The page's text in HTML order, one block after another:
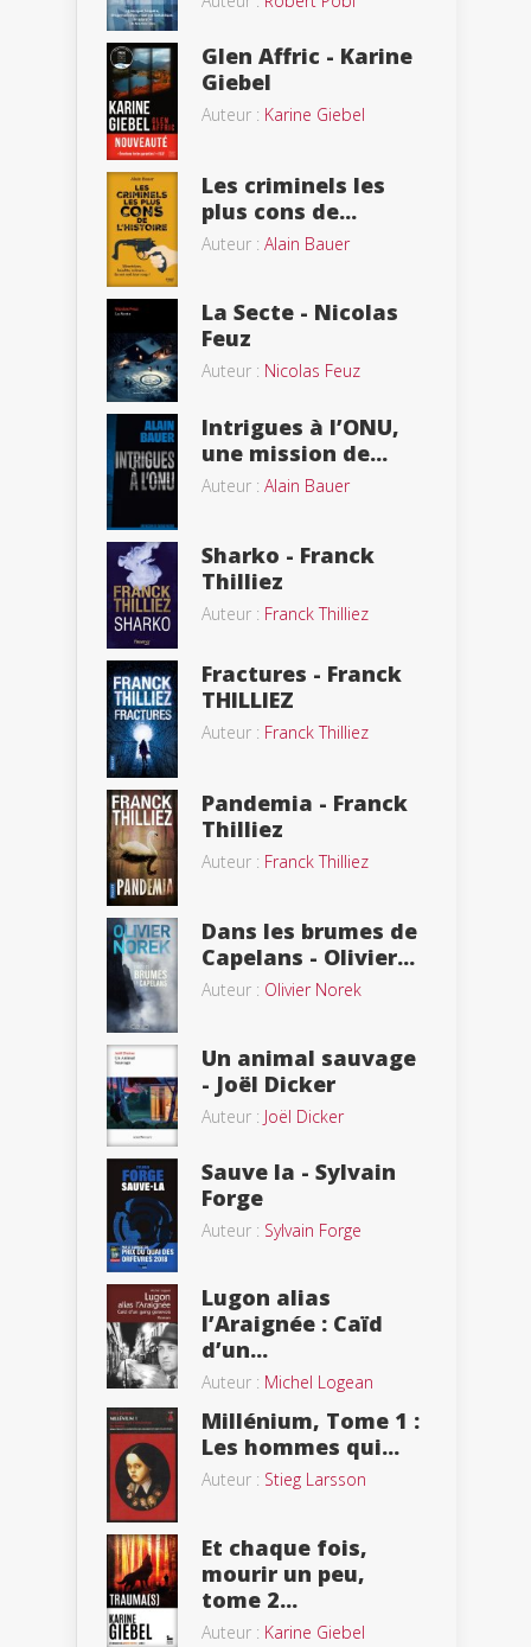
Glen Affric - Karine
Giebel
Auteur : Karine Giebel
Les criminels les
plus cons de...
Auteur : Alain Bauer
La Secte - Nicolas
Feuz
Auteur : Nicolas Feuz
Intrigues à l’ONU,
une mission de...
Auteur : Alain Bauer
Sharko - Franck
Thilliez
Auteur : Franck Thilliez
Fractures - Franck
THILLIEZ
Auteur : Franck Thilliez
Pandemia - Franck
Thilliez
Auteur : Franck Thilliez
Dans les brumes de
Capelans - Olivier...
Auteur : Olivier Norek
Un animal sauvage
- Joël Dicker
Auteur : Joël Dicker
Sauve la - Sylvain
Forge
Auteur : Sylvain Forge
Lugon alias
l’Araignée : Caïd
d’un...
Auteur : Michel Logean
Millénium, Tome 1 :
Les hommes qui...
Auteur : Stieg Larsson
Et chaque fois,
mourir un peu,
tome 2...
Auteur : Karine Giebel